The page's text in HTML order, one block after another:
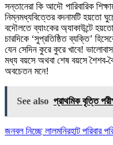
সন্তানেরা কি আদৌ পারিবারিক
নিম্নমধ্যবিত্তের বদনামটি হয়তো
বদৌলতে ব্যাংকের অ্যাকাউন্টে
চারদিকে ‘সুপ্রতিষ্ঠিত ব্যক্তি’
যেন সেদিন কুরে কুরে খাবে!
মধ্য বয়সে অথবা শেষ বয়সে শৈশব-
অবচেতন মনে!
See also প্রাথমিক বৃত্তি
জনবল নিচ্ছে লালমনিরহাট পরিবার